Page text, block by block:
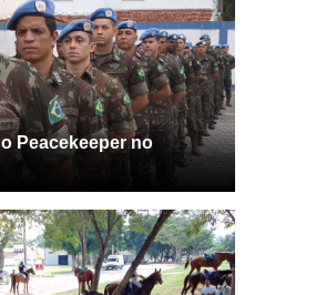
Peacekeeper no